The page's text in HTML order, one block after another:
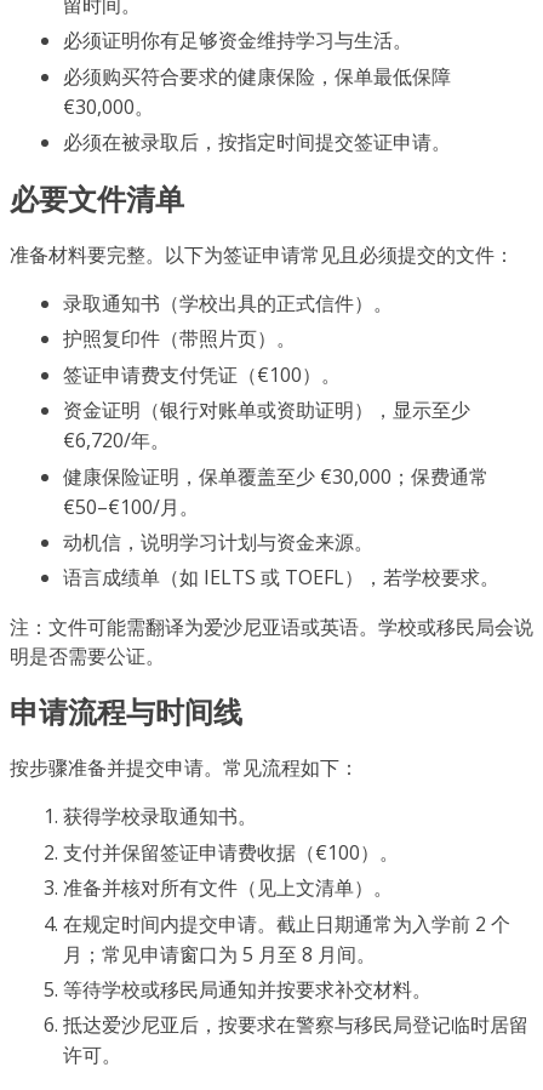
必须证明你有足够资金维持学习与生活。
必须购买符合要求的健康保险，保单最低保障
€30,000。
必须在被录取后，按指定时间提交签证申请。
必要文件清单
准备材料要完整。以下为签证申请常见且必须提交的文件：
录取通知书（学校出具的正式信件）。
护照复印件（带照片页）。
签证申请费支付凭证（€100）。
资金证明（银行对账单或资助证明），显示至少
€6,720/年。
健康保险证明，保单覆盖至少 €30,000；保费通常
€50–€100/月。
动机信，说明学习计划与资金来源。
语言成绩单（如 IELTS 或 TOEFL），若学校要求。
注：文件可能需翻译为爱沙尼亚语或英语。学校或移民局会说
明是否需要公证。
申请流程与时间线
按步骤准备并提交申请。常见流程如下：
获得学校录取通知书。
支付并保留签证申请费收据（€100）。
准备并核对所有文件（见上文清单）。
在规定时间内提交申请。截止日期通常为入学前 2 个
月；常见申请窗口为 5 月至 8 月间。
等待学校或移民局通知并按要求补交材料。
抵达爱沙尼亚后，按要求在警察与移民局登记临时居留
许可。